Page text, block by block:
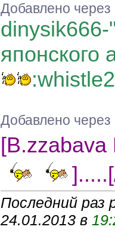
Добавлено через
японского
Добавлено через
Последний раз
24.01.2013 в